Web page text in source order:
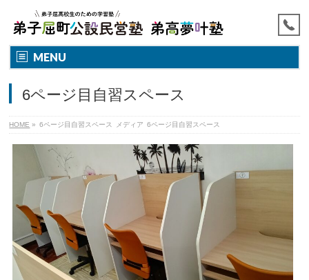
MENU
6ページ目自習スペース
HOME » 6ページ目自習スペース メディア 6ページ目自習スペース